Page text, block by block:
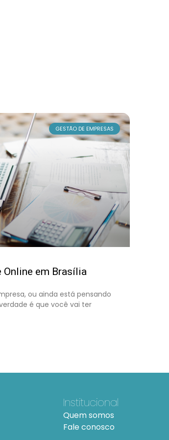
GESTÃO DE EMPRESAS
em Brasília
ou ainda está pensando
é que você vai ter
Institucional
Quem somos
Fale conosco